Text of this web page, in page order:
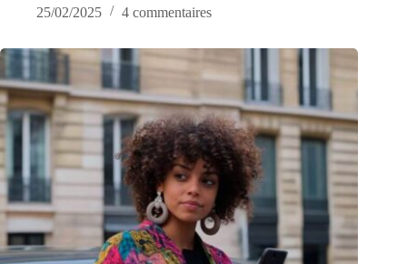
25/02/2025
4 commentaires